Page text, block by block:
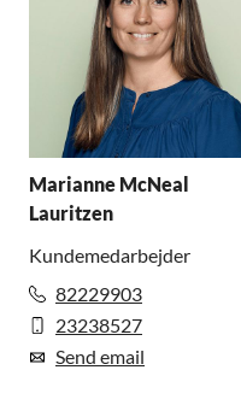
Marianne McNeal
Lauritzen
Kundemedarbejder
82229903
23238527
Send email